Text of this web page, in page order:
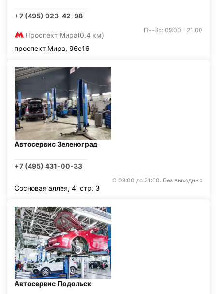
+7 (495) 023-42-98
Проспект Мира(0,4 км)
Пн-Вс: 09:00 - 21:00
проспект Мира, 96с16
Автосервис Зеленоград
+7 (495) 431-00-33
С 09:00 до 21:00. Без выходных
Сосновая аллея, 4, стр. 3
Автосервис Подольск